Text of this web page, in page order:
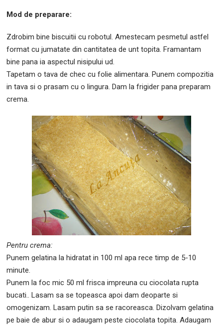
Mod de preparare:
Zdrobim bine biscuitii cu robotul. Amestecam pesmetul astfel
format cu jumatate din cantitatea de unt topita. Framantam
bine pana ia aspectul nisipului ud.
Tapetam o tava de chec cu folie alimentara. Punem compozitia
in tava si o prasam cu o lingura. Dam la frigider pana preparam
crema.
Pentru crema:
Punem gelatina la hidratat in 100 ml apa rece timp de 5-10
minute.
Punem la foc mic 50 ml frisca impreuna cu ciocolata rupta
bucati.. Lasam sa se topeasca apoi dam deoparte si
omogenizam. Lasam putin sa se racoreasca. Dizolvam gelatina
pe baie de abur si o adaugam peste ciocolata topita. Adaugam